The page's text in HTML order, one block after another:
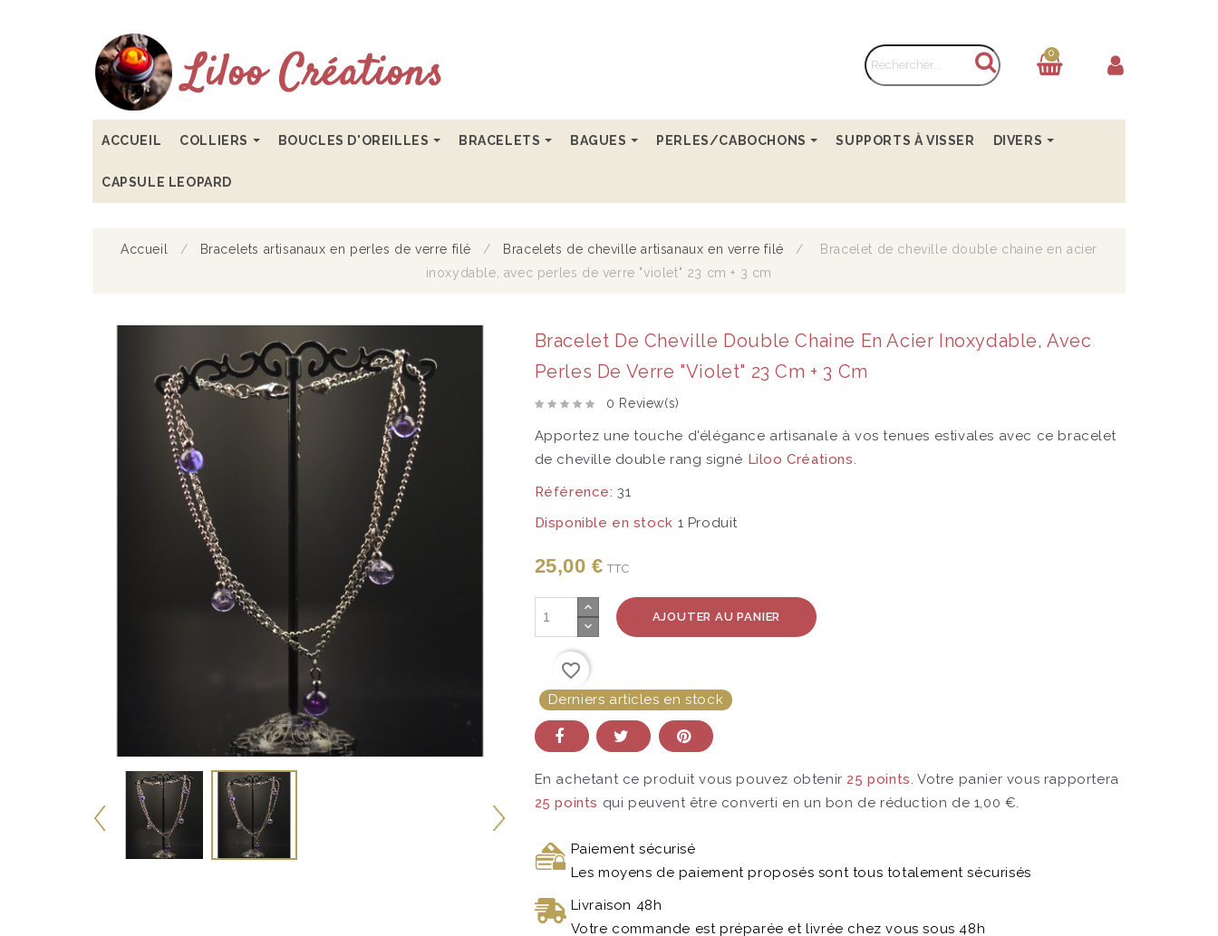
0
ACCUEIL COLLIERS BOUCLES D'OREILLES BRACELETS BAGUES PERLES/CABOCHONS SUPPORTS À VISSER DIVERS
CAPSULE LEOPARD
Accueil Bracelets artisanaux en perles de verre filé Bracelets de cheville artisanaux en verre filé
Bracelet de cheville double chaine en acier
inoxydable, avec perles de verre "violet" 23 cm + 3 cm
Bracelet De Cheville Double Chaine En Acier Inoxydable, Avec
Perles De Verre "violet" 23 Cm + 3 Cm
0 Review(s)
Apportez une touche d'élégance artisanale à vos tenues estivales avec ce bracelet
de cheville double rang signé Liloo Créations.
Référence: 31
Disponible en stock 1 Produit
25,00 € TTC
AJOUTER AU PANIER
favorite_border
Derniers articles en stock
En achetant ce produit vous pouvez obtenir 25 points. Votre panier vous rapportera
25 points qui peuvent être converti en un bon de réduction de 1,00 €.
Paiement sécurisé
Les moyens de paiement proposés sont tous totalement sécurisés
Livraison 48h
Votre commande est préparée et livrée chez vous sous 48h